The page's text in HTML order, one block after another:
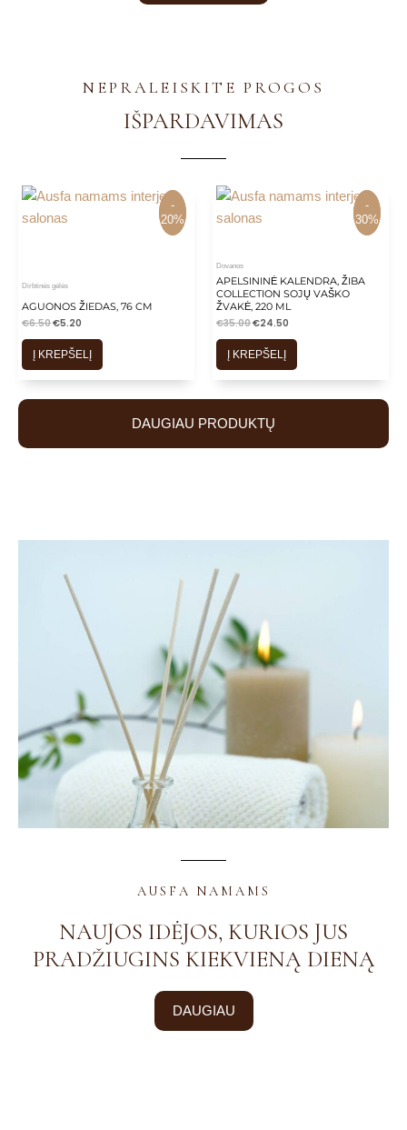
NEPRALEISKITE PROGOS
IŠPARDAVIMAS
-
20%
-
20%
Dirbtinės gėlės
AGUONOS ŽIEDAS, 76 CM
€6.50€5.20
Į KREPŠELĮ
-
30%
-
30%
Dovanos
APELSININĖ KALENDRA, ŽIBA
COLLECTION SOJŲ VAŠKO
ŽVAKĖ, 220 ML
€35.00€24.50
Į KREPŠELĮ
DAUGIAU PRODUKTŲ
AUSFA NAMAMS
NAUJOS IDĖJOS, KURIOS JUS
PRADŽIUGINS KIEKVIENĄ DIENĄ
DAUGIAU